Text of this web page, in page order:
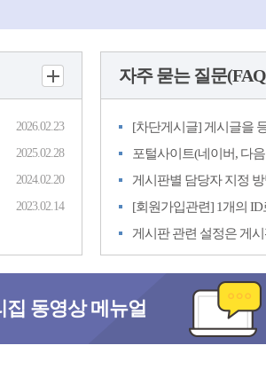
2026.02.23
2025.02.28
2024.02.20
2023.02.14
자주 묻는 질문
게시판별 담당자 지정 방
게시판 관련 설정은 게
집 동영상 메뉴얼